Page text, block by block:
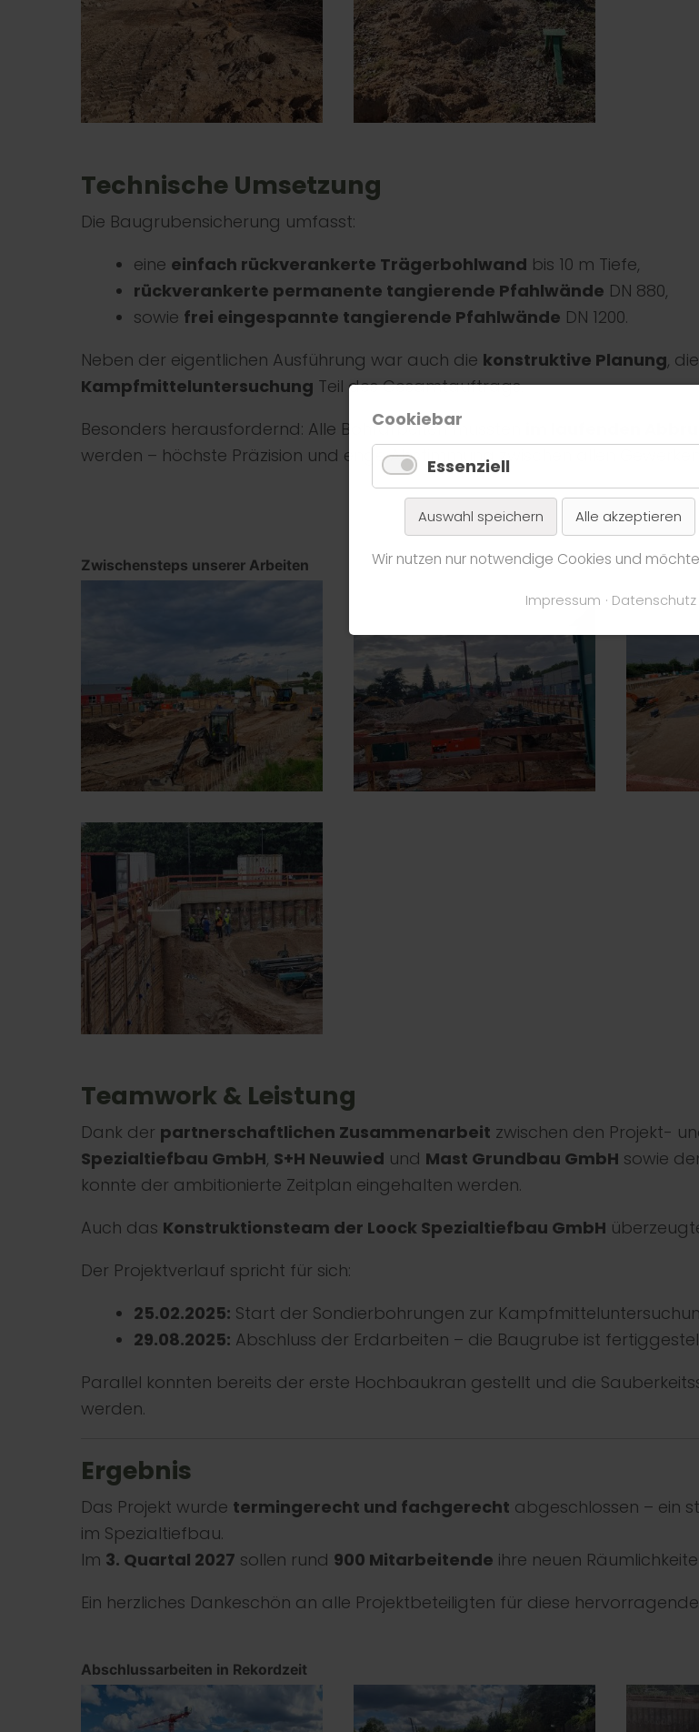
Technische Umsetzung
Die Baugrubensicherung umfasst:
eine einfach rückverankerte Trägerbohlwand bis 10 m Tiefe,
rückverankerte permanente tangierende Pfahlwände DN 880,
sowie frei eingespannte tangierende Pfahlwände DN 1200.
Neben der eigentlichen Ausführung war auch die konstruktive Planung, die
Kampfmitteluntersuchung Teil des Gesamtauftrags.
Besonders herausfordernd: Alle Bohrarbeiten mussten
werden – höchste Präzision und enge Abstimmung zwischen allen
Zwischensteps unserer Arbeiten
Teamwork & Leistung
Dank der partnerschaftlichen Zusammenarbeit zwischen den Projekt-
Spezialtiefbau GmbH, S+H Neuwied und Mast Grundbau GmbH sowie
konnte der ambitionierte Zeitplan eingehalten werden.
Auch das Konstruktionsteam der Loock Spezialtiefbau GmbH
Der Projektverlauf spricht für sich:
25.02.2025: Start der Sondierbohrungen zur
29.08.2025: Abschluss der Erdarbeiten – die Baugrube ist
Parallel konnten bereits der erste Hochbaukran gestellt und die
werden.
Ergebnis
Das Projekt wurde termingerecht und fachgerecht abgeschlossen – ein
im Spezialtiefbau.
Im 3. Quartal 2027 sollen rund 900 Mitarbeitende ihre neuen
Ein herzliches Dankeschön an alle Projektbeteiligten für diese
Abschlussarbeiten in Rekordzeit
Cookiebar
Essenziell
Auswahl speichern Alle akzeptieren
Wir nutzen nur notwendige Cookies und
Impressum Datenschutz